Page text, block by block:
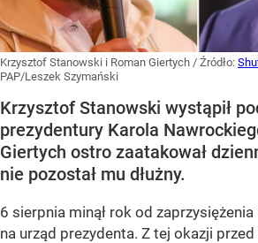
Krzysztof Stanowski i Roman Giertych / Źródło:
PAP/Leszek Szymański
Krzysztof Stanowski wystąpił
prezydentury Karola
Giertych ostro zaatakował
nie pozostał mu dłużny.
6 sierpnia minął rok od
na urząd prezydenta. Z tej okazji przed